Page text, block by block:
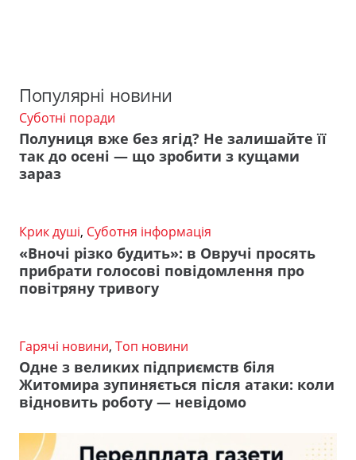
Популярні новини
Суботні поради
Полуниця вже без ягід? Не залишайте її
так до осені — що зробити з кущами
зараз
Крик душі, Суботня інформація
«Вночі різко будить»: в Овручі просять
прибрати голосові повідомлення про
повітряну тривогу
Гарячі новини, Топ новини
Одне з великих підприємств біля
Житомира зупиняється після атаки: коли
відновить роботу — невідомо